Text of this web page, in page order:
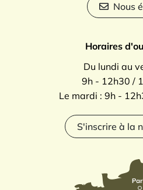
Nous
Horaires
Du lundi au
9h - 12h30 /
Le mardi : 9h -
S'inscrire à la